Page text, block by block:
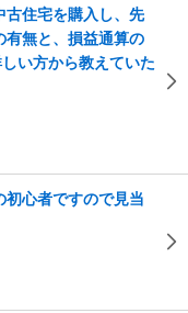
住宅を購入し、先
有無と、損益通算の
い方から教えていた
心者ですので見当